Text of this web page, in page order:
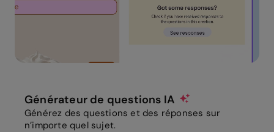
Générateur de questions IA
Générez des questions et des réponses sur
n’importe quel sujet.